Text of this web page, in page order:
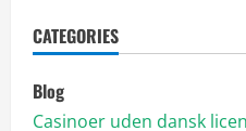
CATEGORIES
Blog
Casinoer uden dansk